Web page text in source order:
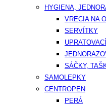
HYGIENA,
VRECIA NA
SERVÍTKY
SÁČKY,
SAMOLEPKY
CENTROPEN
PERÁ